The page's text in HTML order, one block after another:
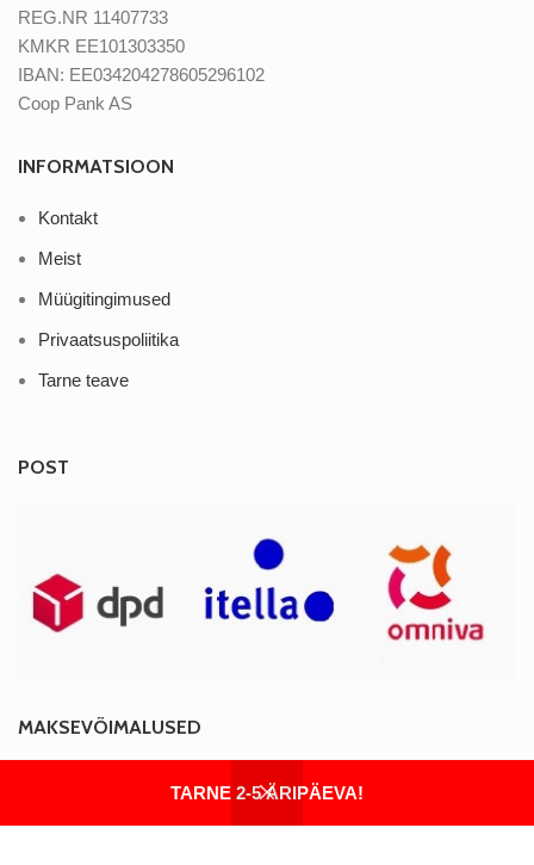
TARNE 2-5 ÄRIPÄEVA!
REG.NR 11407733
KMKR EE101303350
IBAN: EE034204278605296102
Coop Pank AS
INFORMATSIOON
Kontakt
Meist
Müügitingimused
Privaatsuspoliitika
Tarne teave
POST
MAKSEVÕIMALUSED